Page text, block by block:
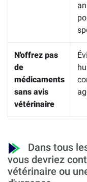
N'offrez pas
de
médicaments
sans avis
vétérinaire
Dans tous
vous devriez
vétérinaire ou